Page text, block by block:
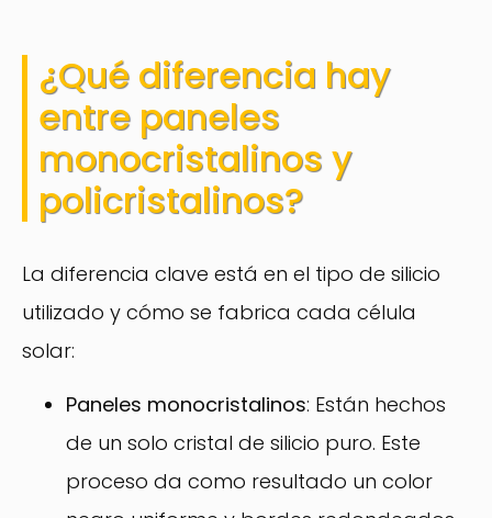
¿Qué diferencia hay
entre paneles
monocristalinos y
policristalinos?
La diferencia clave está en el tipo de silicio
utilizado y cómo se fabrica cada célula
solar:
Paneles monocristalinos: Están hechos
de un solo cristal de silicio puro. Este
proceso da como resultado un color